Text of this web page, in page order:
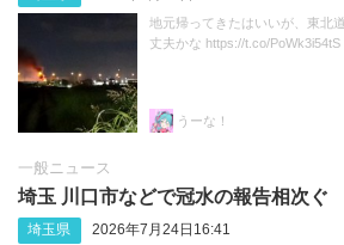
地元帰ってきたはいいが、東北
丈夫かな https://t.co/PoWk3i54tS
うーな！
一般ニュース
埼玉 川口市などで冠水の報告相次ぐ
埼玉県 2026年7月24日16:41